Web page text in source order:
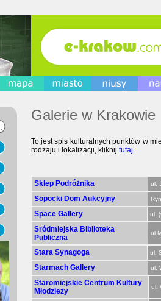
Galerie w Krakowie
To jest spis kulturalnych punktów w
rodzaju i lokalizacji, kliknij tutaj
Sklep Podróżnika ul.
Sopocki Dom Aukcyjny
Space Gallery ul.
Sródmiejska Biblioteka
Publiczna
Stara Synagoga ul.
Starmach Gallery ul.
Staromiejskie Centrum Kultury
Młodzieży
ul.